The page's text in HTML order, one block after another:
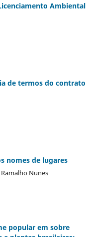
Ambiental
de termos do contrato
nomes de lugares
Nunes
popular em sobre